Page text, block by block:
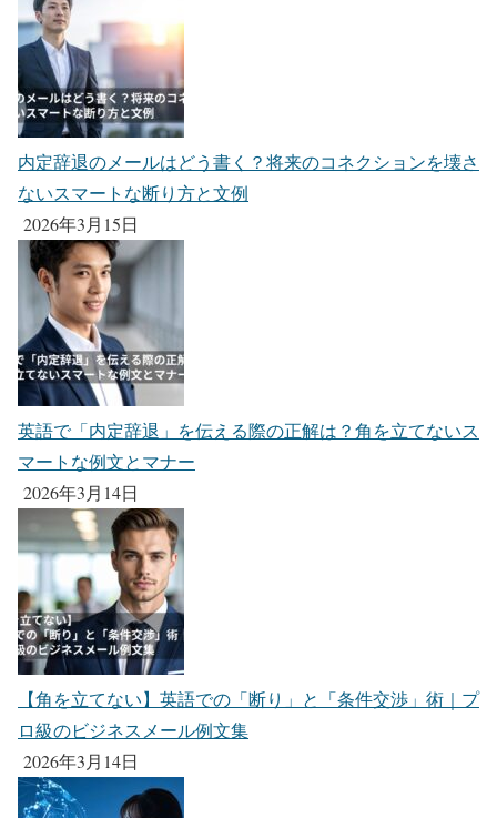
内定辞退のメールはどう書く？将来のコネクションを壊さ
ないスマートな断り方と文例
2026年3月15日
英語で「内定辞退」を伝える際の正解は？角を立てないス
マートな例文とマナー
2026年3月14日
【角を立てない】英語での「断り」と「条件交渉」術｜プ
ロ級のビジネスメール例文集
2026年3月14日